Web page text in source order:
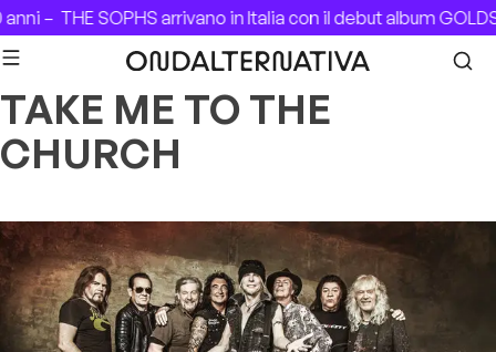
Skip to content
–THE SOPHS arrivano in Italia con il debut album
TAKE ME TO THE
CHURCH